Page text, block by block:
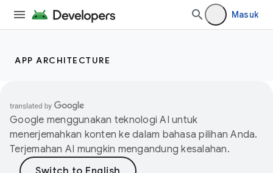
Masuk
APP ARCHITECTURE
Google menggunakan teknologi AI untuk
menerjemahkan konten ke dalam bahasa pilihan Anda.
Terjemahan AI mungkin mengandung kesalahan.